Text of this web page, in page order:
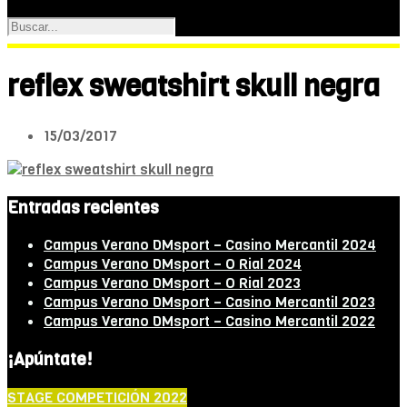
reflex sweatshirt skull negra
15/03/2017
Entradas recientes
Campus Verano DMsport – Casino Mercantil 2024
Campus Verano DMsport – O Rial 2024
Campus Verano DMsport – O Rial 2023
Campus Verano DMsport – Casino Mercantil 2023
Campus Verano DMsport – Casino Mercantil 2022
¡Apúntate!
STAGE COMPETICIÓN 2022